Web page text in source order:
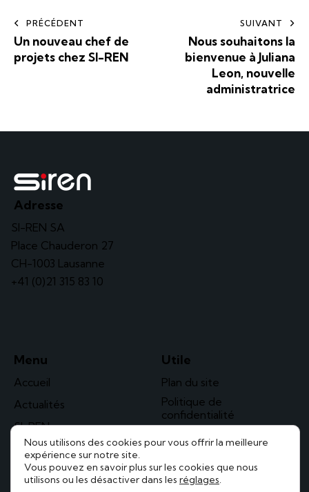
PRÉCÉDENT
Un nouveau chef de
projets chez SI-REN
SUIVANT
Nous souhaitons la
bienvenue à Juliana
Leon, nouvelle
administratrice
Adresse
SI-REN SA
Place Chauderon 27
CH-1003 Lausanne
+41 (0)21 315 83 10
Menu
Accueil
Actualités
SI-REN
Solaire
Contact
Utile
Plan du site
Politique de
confidentialité
Nous utilisons des cookies pour vous offrir la meilleure
expérience sur notre site.
Vous pouvez en savoir plus sur les cookies que nous
utilisons ou les désactiver dans les réglages.